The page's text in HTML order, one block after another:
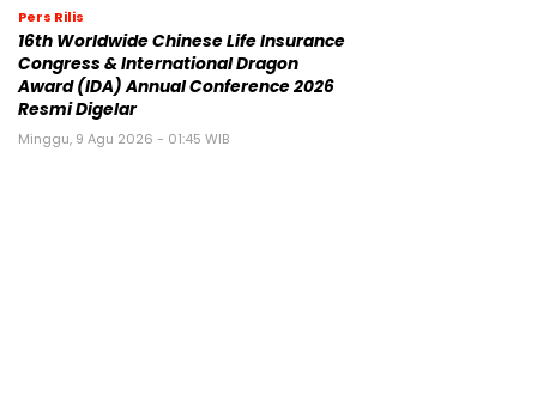
Pers Rilis
16th Worldwide Chinese Life Insurance
Congress & International Dragon
Award (IDA) Annual Conference 2026
Resmi Digelar
Minggu, 9 Agu 2026 - 01:45 WIB